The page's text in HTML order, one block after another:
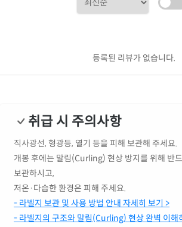
등록된 리뷰가 없습니다.
취급 시 주의사항
직사광선, 형광등, 열기 등을 피해 보관해 주세요.
개봉 후에는 말림(Curling) 현상 방지를 위해 반
보관하시고,
저온·다습한 환경은 피해 주세요.
- 라벨지 보관 및 사용 방법 안내 자세히 보기 >
- 라벨지의 구조와 말림(Curling) 현상 완벽 이해